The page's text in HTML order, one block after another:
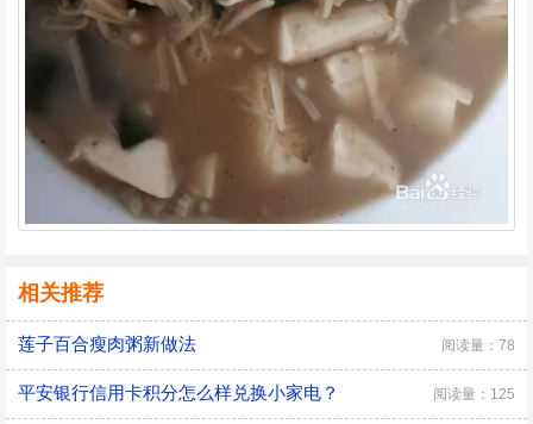
相关推荐
莲子百合瘦肉粥新做法 阅读量：78
平安银行信用卡积分怎么样兑换小家电？ 阅读量：125